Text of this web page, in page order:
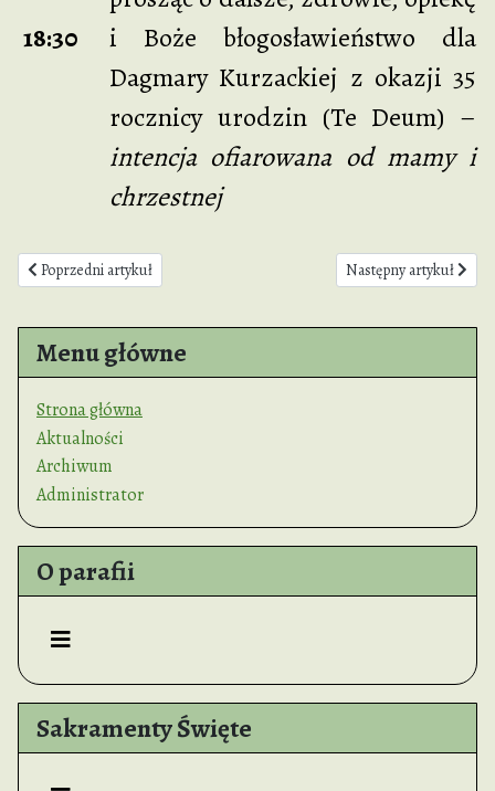
Menu główne
Strona główna
Aktualności
Archiwum
Administrator
O parafii
Sakramenty Święte
18:30
i Boże błogosławieństwo dla
Dagmary Kurzackiej z okazji 35
rocznicy urodzin (Te Deum) –
intencja ofiarowana od mamy i
chrzestnej
Poprzedni artykuł: Intencje Mszalne 27.10. do 02.11.2025
Poprzedni artykuł Następny artykuł:
Następny artykuł